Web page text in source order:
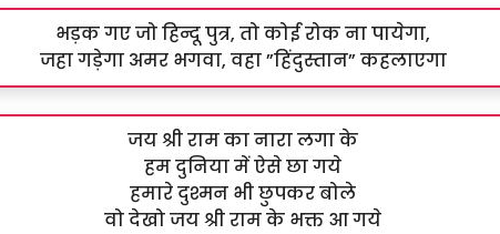
भड़क गए जो हिन्दू पुत्र, तो कोई रोक ना पायेगा,
जहा गड़ेगा अमर भगवा, वहा ”हिंदुस्तान” कहलाएगा
जय श्री राम का नारा लगा के
हम दुनिया में ऐसे छा गये
हमारे दुश्मन भी छुपकर बोले
वो देखो जय श्री राम के भक्त आ गये